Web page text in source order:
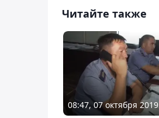
Читайте также
08:47, 07 октября 2019